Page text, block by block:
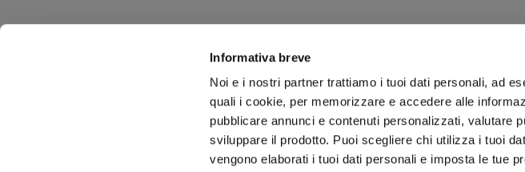
Informativa breve
Noi e i nostri partner trattiamo i tuoi dati personali, ad
quali i cookie, per memorizzare e accedere alle
pubblicare annunci e contenuti personalizzati, valutare
sviluppare il prodotto. Puoi scegliere chi utilizza i tuoi
vengono elaborati i tuoi dati personali e imposta le tue